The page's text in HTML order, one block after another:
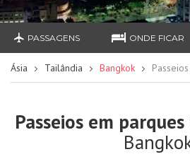
PASSAGENS ONDE FICAR
Ásia Tailândia Bangkok
Passeios em